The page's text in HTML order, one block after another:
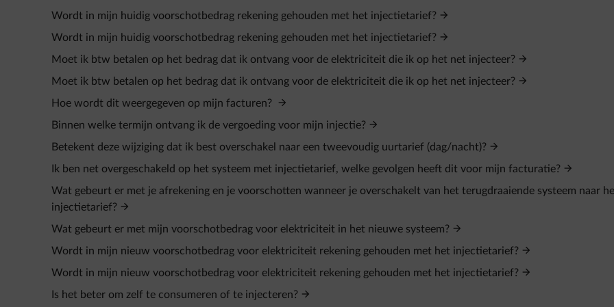
Wordt in mijn huidig voorschotbedrag rekening gehouden met het injectietarief?
Wordt in mijn huidig voorschotbedrag rekening gehouden met het injectietarief?
Moet ik btw betalen op het bedrag dat ik ontvang voor de elektriciteit die ik op het net injecteer?
Moet ik btw betalen op het bedrag dat ik ontvang voor de elektriciteit die ik op het net injecteer?
Hoe wordt dit weergegeven op mijn facturen?
Binnen welke termijn ontvang ik de vergoeding voor mijn injectie?
Betekent deze wijziging dat ik best overschakel naar een tweevoudig uurtarief (dag/nacht)?
Ik ben net overgeschakeld op het systeem met injectietarief, welke gevolgen heeft dit voor mijn facturatie?
Wat gebeurt er met je afrekening en je voorschotten wanneer je overschakelt van het terugdraaiende systeem naar
injectietarief?
Wat gebeurt er met mijn voorschotbedrag voor elektriciteit in het nieuwe systeem?
Wordt in mijn nieuw voorschotbedrag voor elektriciteit rekening gehouden met het injectietarief?
Wordt in mijn nieuw voorschotbedrag voor elektriciteit rekening gehouden met het injectietarief?
Is het beter om zelf te consumeren of te injecteren?